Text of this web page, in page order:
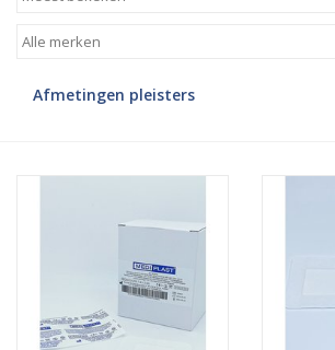
Praktijkinrichting
Verbruiksmaterialen
Merken
Afmetingen pleisters